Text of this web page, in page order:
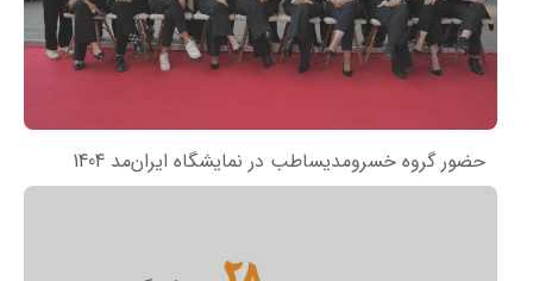
حضور گروه خسرومدیساطب در نمایشگاه ایران‌مد 1404